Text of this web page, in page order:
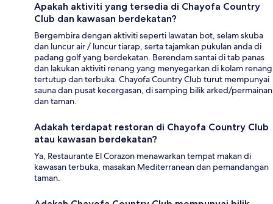
Apakah aktiviti yang tersedia di Chayofa Country
Club dan kawasan berdekatan?
Bergembira dengan aktiviti seperti lawatan bot, selam skuba
dan luncur air / luncur tiarap, serta tajamkan pukulan anda di
padang golf yang berdekatan. Berendam santai di tab panas
dan lakukan aktiviti renang yang menyegarkan di kolam renang
tertutup dan terbuka. Chayofa Country Club turut mempunyai
sauna dan pusat kecergasan, di samping bilik arked/permainan
dan taman.
Adakah terdapat restoran di Chayofa Country Club
atau kawasan berdekatan?
Ya, Restaurante El Corazon menawarkan tempat makan di
kawasan terbuka, masakan Mediterranean dan pemandangan
taman.